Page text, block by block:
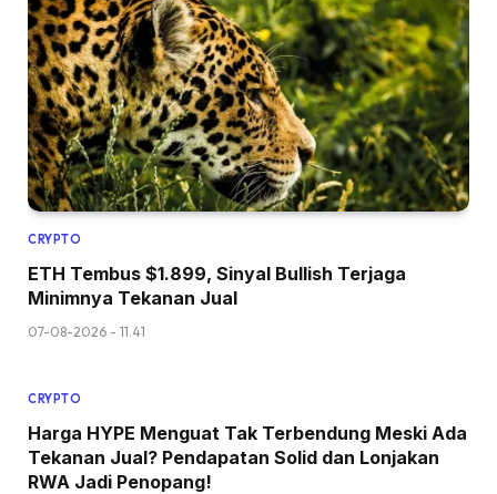
CRYPTO
ETH Tembus $1.899, Sinyal Bullish Terjaga
Minimnya Tekanan Jual
07-08-2026 - 11.41
CRYPTO
Harga HYPE Menguat Tak Terbendung Meski Ada
Tekanan Jual? Pendapatan Solid dan Lonjakan
RWA Jadi Penopang!